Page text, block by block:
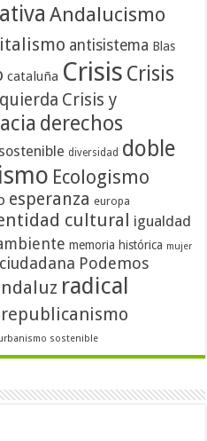
Andalucismo
antisistema Blas
cataluña Crisis Crisis
Crisis y
derechos
diversidad doble
Ecologismo
esperanza europa
cultural igualdad
memoria histórica mujer
Podemos
radical
republicanismo
sostenible